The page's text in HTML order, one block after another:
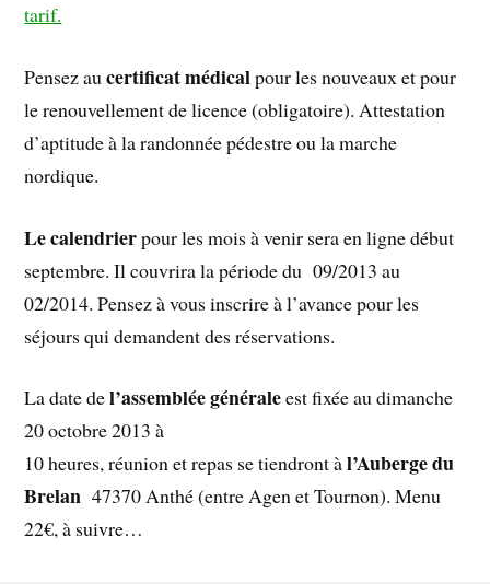
tarif.
Pensez aucertificat médicalpour les nouveaux et pour
le renouvellement de licence (obligatoire). Attestation
d’aptitude à la randonnée pédestre ou la marche
nordique.
Le calendrierpour les mois à venir sera en ligne début
septembre. Il couvrira la période du 09/2013 au
02/2014. Pensez à vous inscrire à l’avance pour les
séjours qui demandent des réservations.
La date del’assemblée généraleest fixée au dimanche
20 octobre 2013 à
10 heures, réunion et repas se tiendront àl’Auberge du
Brelan 47370 Anthé (entre Agen et Tournon). Menu
22€, à suivre…